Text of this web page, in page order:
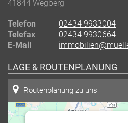
41844 Wegberg
Telefon
02434 9933004
Telefax
02434 9930664
E-Mail
LAGE & ROUTENPLANUNG
Routenplanung zu uns